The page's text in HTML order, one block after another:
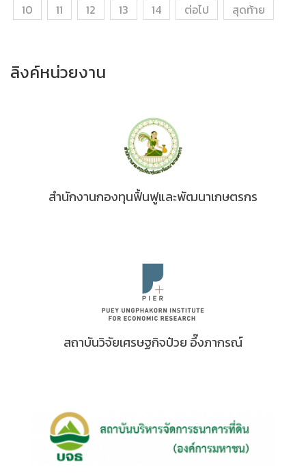
10
11 12 13 14 ต่อไป สุดท้าย
ลิงค์หน่วยงาน
สำนักงานกองทุนฟื้นฟูและพัฒนาเกษตรกร
สถาบันวิจัยเศรษฐกิจป๋วย อึ๊งภากรณ์